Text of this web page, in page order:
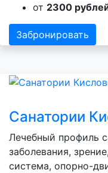
от 2300
Забронировать
Санатории
Лечебный профиль
заболевания,
система, опорно-